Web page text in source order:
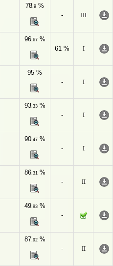
78,9 %
-
III
96,67%
61 %
I
95 %
-
I
93,33%
-
I
90,47%
-
I
86,31%
-
II
49,93%
-
87,92%
-
II